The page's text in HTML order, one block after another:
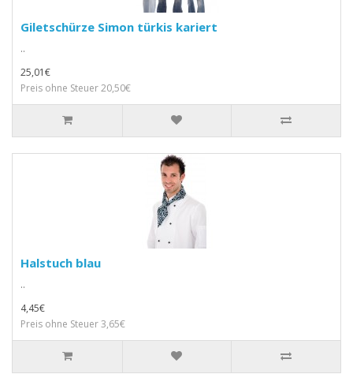
Giletschürze Simon türkis kariert
..
25,01€
Preis ohne Steuer 20,50€
Halstuch blau
..
4,45€
Preis ohne Steuer 3,65€